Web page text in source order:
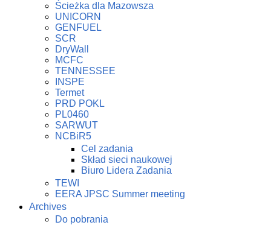
Ścieżka dla Mazowsza
UNICORN
GENFUEL
SCR
DryWall
MCFC
TENNESSEE
INSPE
Termet
PRD POKL
PL0460
SARWUT
NCBiR5
Cel zadania
Skład sieci naukowej
Biuro Lidera Zadania
TEWI
EERA JPSC Summer meeting
Archives
Do pobrania